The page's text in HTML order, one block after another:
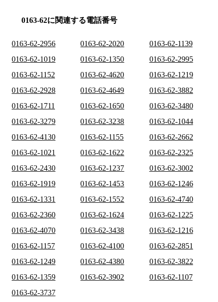
0163-62に関連する電話番号
0163-62-2956 0163-62-2020
0163-62-1139
0163-62-1019
0163-62-1350
0163-62-2995
0163-62-1152
0163-62-4620
0163-62-1219
0163-62-2928
0163-62-4649
0163-62-3882
0163-62-1711
0163-62-1650
0163-62-3480
0163-62-3279
0163-62-3238
0163-62-1044
0163-62-4130
0163-62-1155
0163-62-2662
0163-62-1021
0163-62-1622
0163-62-2325
0163-62-2430
0163-62-1237
0163-62-3002
0163-62-1919
0163-62-1453
0163-62-1246
0163-62-1331
0163-62-1552
0163-62-4740
0163-62-2360
0163-62-1624
0163-62-1225
0163-62-4070
0163-62-3438
0163-62-1216
0163-62-1157
0163-62-4100
0163-62-2851
0163-62-1249
0163-62-4380
0163-62-3822
0163-62-1359
0163-62-3902
0163-62-1107
0163-62-3737